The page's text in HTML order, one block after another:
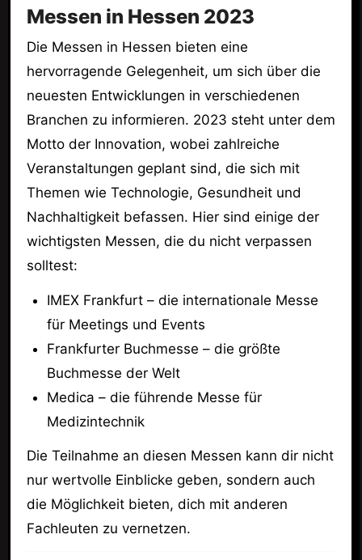
Messen in Hessen 2023
Die Messen in Hessen bieten eine
hervorragende Gelegenheit, um sich über die
neuesten Entwicklungen in verschiedenen
Branchen zu informieren. 2023 steht unter dem
Motto der Innovation, wobei zahlreiche
Veranstaltungen geplant sind, die sich mit
Themen wie Technologie, Gesundheit und
Nachhaltigkeit befassen. Hier sind einige der
wichtigsten Messen, die du nicht verpassen
solltest:
IMEX Frankfurt – die internationale Messe
für Meetings und Events
Frankfurter Buchmesse – die größte
Buchmesse der Welt
Medica – die führende Messe für
Medizintechnik
Die Teilnahme an diesen Messen kann dir nicht
nur wertvolle Einblicke geben, sondern auch
die Möglichkeit bieten, dich mit anderen
Fachleuten zu vernetzen.